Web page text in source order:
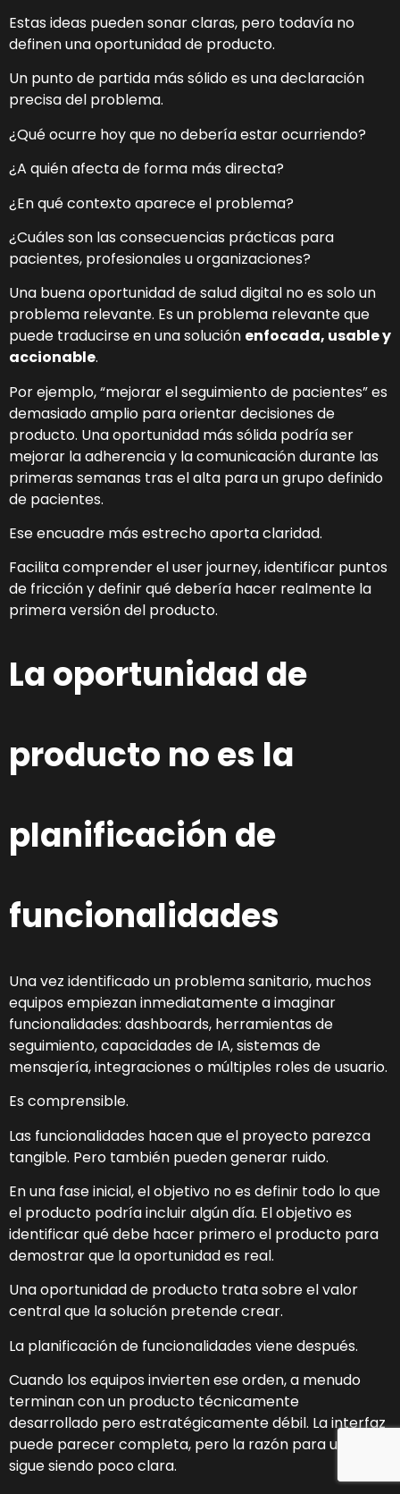
Estas ideas pueden sonar claras, pero todavía no
definen una oportunidad de producto.
Un punto de partida más sólido es una declaración
precisa del problema.
¿Qué ocurre hoy que no debería estar ocurriendo?
¿A quién afecta de forma más directa?
¿En qué contexto aparece el problema?
¿Cuáles son las consecuencias prácticas para
pacientes, profesionales u organizaciones?
Una buena oportunidad de salud digital no es solo un
problema relevante. Es un problema relevante que
puede traducirse en una solución enfocada, usable y
accionable.
Por ejemplo, “mejorar el seguimiento de pacientes” es
demasiado amplio para orientar decisiones de
producto. Una oportunidad más sólida podría ser
mejorar la adherencia y la comunicación durante las
primeras semanas tras el alta para un grupo definido
de pacientes.
Ese encuadre más estrecho aporta claridad.
Facilita comprender el user journey, identificar puntos
de fricción y definir qué debería hacer realmente la
primera versión del producto.
La oportunidad de
producto no es la
planificación de
funcionalidades
Una vez identificado un problema sanitario, muchos
equipos empiezan inmediatamente a imaginar
funcionalidades: dashboards, herramientas de
seguimiento, capacidades de IA, sistemas de
mensajería, integraciones o múltiples roles de usuario.
Es comprensible.
Las funcionalidades hacen que el proyecto parezca
tangible. Pero también pueden generar ruido.
En una fase inicial, el objetivo no es definir todo lo que
el producto podría incluir algún día. El objetivo es
identificar qué debe hacer primero el producto para
demostrar que la oportunidad es real.
Una oportunidad de producto trata sobre el valor
central que la solución pretende crear.
La planificación de funcionalidades viene después.
Cuando los equipos invierten ese orden, a menudo
terminan con un producto técnicamente
desarrollado pero estratégicamente débil. La interfaz
puede parecer completa, pero la razón para usarla
sigue siendo poco clara.